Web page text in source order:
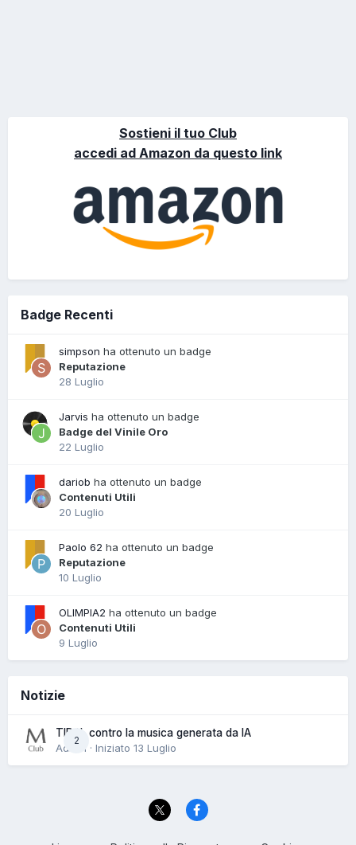
Sostieni il tuo Club
accedi ad Amazon da questo link
Badge Recenti
simpson ha ottenuto un badge
Reputazione
28 Luglio
Jarvis ha ottenuto un badge
Badge del Vinile Oro
22 Luglio
dariob ha ottenuto un badge
Contenuti Utili
20 Luglio
Paolo 62 ha ottenuto un badge
Reputazione
10 Luglio
OLIMPIA2 ha ottenuto un badge
Contenuti Utili
9 Luglio
Notizie
2
TIDAL contro la musica generata da IA
Admin · Iniziato 13 Luglio